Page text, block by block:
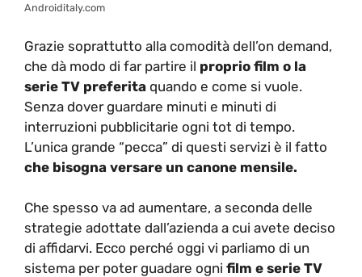
Androiditaly.com
Grazie soprattutto alla comodità dell’on demand,
che dà modo di far partire il proprio film o la
serie TV preferita quando e come si vuole.
Senza dover guardare minuti e minuti di
interruzioni pubblicitarie ogni tot di tempo.
L’unica grande “pecca” di questi servizi è il fatto
che bisogna versare un canone mensile.
Che spesso va ad aumentare, a seconda delle
strategie adottate dall’azienda a cui avete deciso
di affidarvi. Ecco perché oggi vi parliamo di un
sistema per poter guadare ogni film e serie TV